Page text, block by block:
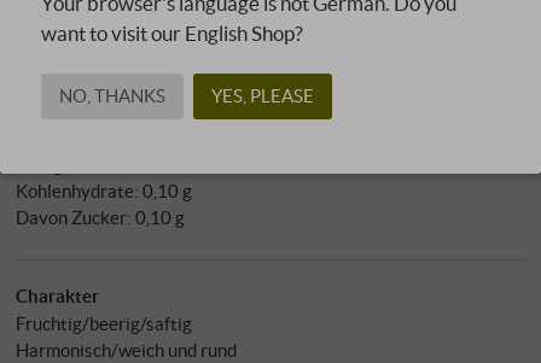
pH-Wert: 3,44
Allergene
enthält Sulfite
Nährwertangaben pro 100 ml
Kohlenhydrate: 0,10 g
Davon Zucker: 0,10 g
Charakter
Fruchtig/beerig/saftig
Harmonisch/weich und rund
want to visit our English Shop?
NO, THANKS YES, PLEASE